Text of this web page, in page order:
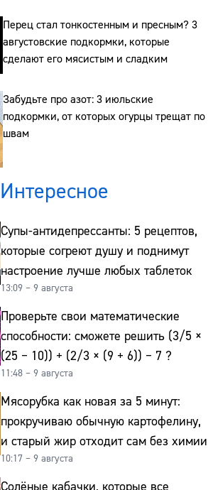
Перец стал тонкостенным и пресным? 3
августовские подкормки, которые
сделают его мясистым и сладким
Забудьте про азот: 3 июльские
подкормки, от которых огурцы трещат по
швам
Интересное
Супы-антидепрессанты: 5 рецептов,
которые согреют душу и поднимут
настроение лучше любых таблеток
13:09 – 9 августа
Проверьте свои математические
способности: сможете решить (3/5 ×
(25 − 10)) + (2/3 × (9 + 6)) − 7 ?
11:48 – 9 августа
Мясорубка как новая за 5 минут:
прокручиваю обычную картофелину,
и старый жир отходит сам без химии
10:17 – 9 августа
Солёные кабачки, которые все